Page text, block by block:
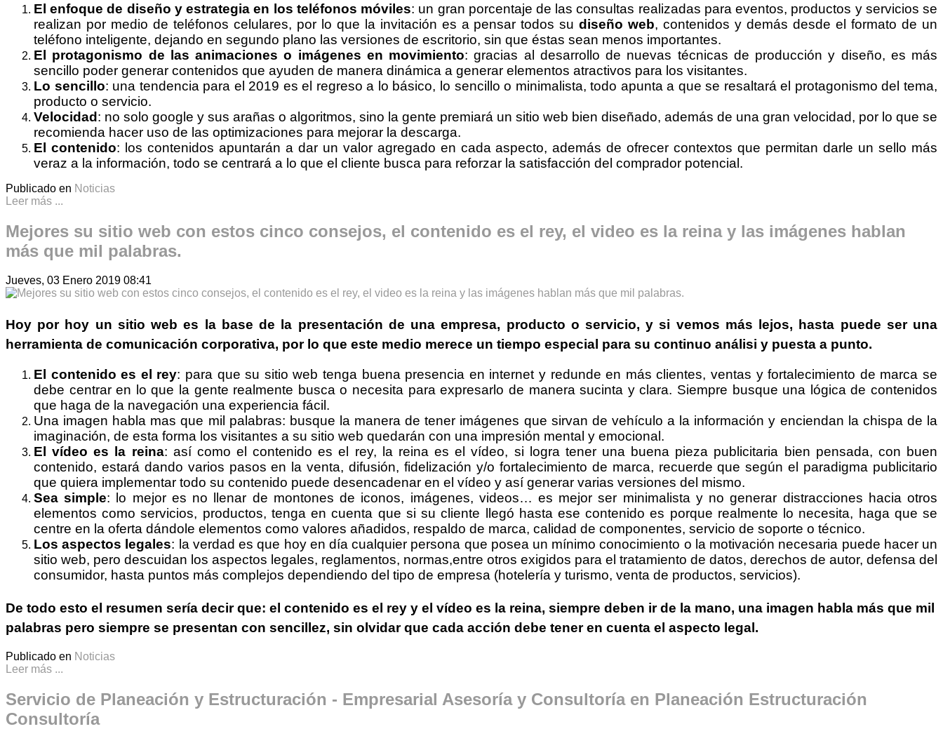
El enfoque de diseño y estrategia en los teléfonos móviles: un gran porcentaje de las consultas realizadas para eventos, productos y servicios se
realizan por medio de teléfonos celulares, por lo que la invitación es a pensar todos sudiseño web, contenidos y demás desde el formato de un
teléfono inteligente, dejando en segundo plano las versiones de escritorio, sin que éstas sean menos importantes.
El protagonismo de las animaciones o imágenes en movimiento: gracias al desarrollo de nuevas técnicas de producción y diseño, es más
sencillo poder generar contenidos que ayuden de manera dinámica a generar elementos atractivos para los visitantes.
Lo sencillo: una tendencia para el 2019 es el regreso a lo básico, lo sencillo o minimalista, todo apunta a que se resaltará el protagonismo del tema,
producto o servicio.
Velocidad: no solo google y sus arañas o algoritmos, sino la gente premiará un sitio web bien diseñado, además de una gran velocidad, por lo que se
recomienda hacer uso de las optimizaciones para mejorar la descarga.
El contenido: los contenidos apuntarán a dar un valor agregado en cada aspecto, además de ofrecer contextos que permitan darle un sello más
veraz a la información, todo se centrará a lo que el cliente busca para reforzar la satisfacción del comprador potencial.
Publicado en Noticias
Leer más ...
Mejores su sitio web con estos cinco consejos, el contenido es el rey, el video es la reina y las imágenes hablan
más que mil palabras.
Jueves, 03 Enero 2019 08:41
Hoy por hoy un sitio web es la base de la presentación de una empresa, producto o servicio, y si vemos más lejos, hasta puede ser una
herramienta de comunicación corporativa, por lo que este medio merece un tiempo especial para su continuo análisi y puesta a punto.
El contenido es el rey: para que su sitio web tenga buena presencia en internet y redunde en más clientes, ventas y fortalecimiento de marca se
debe centrar en lo que la gente realmente busca o necesita para expresarlo de manera sucinta y clara. Siempre busque una lógica de contenidos
que haga de la navegación una experiencia fácil.
Una imagen habla mas que mil palabras: busque la manera de tener imágenes que sirvan de vehículo a la información y enciendan la chispa de la
imaginación, de esta forma los visitantes a su sitio web quedarán con una impresión mental y emocional.
El vídeo es la reina: así como el contenido es el rey, la reina es el vídeo, si logra tener una buena pieza publicitaria bien pensada, con buen
contenido, estará dando varios pasos en la venta, difusión, fidelización y/o fortalecimiento de marca, recuerde que según el paradigma publicitario
que quiera implementar todo su contenido puede desencadenar en el vídeo y así generar varias versiones del mismo.
Sea simple: lo mejor es no llenar de montones de iconos, imágenes, videos… es mejor ser minimalista y no generar distracciones hacia otros
elementos como servicios, productos, tenga en cuenta que si su cliente llegó hasta ese contenido es porque realmente lo necesita, haga que se
centre en la oferta dándole elementos como valores añadidos, respaldo de marca, calidad de componentes, servicio de soporte o técnico.
Los aspectos legales: la verdad es que hoy en día cualquier persona que posea un mínimo conocimiento o la motivación necesaria puede hacer un
sitio web, pero descuidan los aspectos legales, reglamentos, normas,entre otros exigidos para el tratamiento de datos, derechos de autor, defensa del
consumidor, hasta puntos más complejos dependiendo del tipo de empresa (hotelería y turismo, venta de productos, servicios).
De todo esto el resumen sería decir que: el contenido es el rey y el vídeo es la reina, siempre deben ir de la mano, una imagen habla más que mil
palabras pero siempre se presentan con sencillez, sin olvidar que cada acción debe tener en cuenta el aspecto legal.
Publicado en Noticias
Leer más ...
Servicio de Planeación y Estructuración - Empresarial Asesoría y Consultoría en Planeación Estructuración
Consultoría